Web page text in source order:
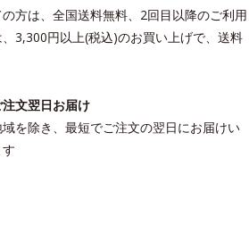
方は、全国送料無料、2回目以降のご利用
3,300円以上(税込)のお買い上げで、送料
文翌日お届け
を除き、最短でご注文の翌日にお届けい